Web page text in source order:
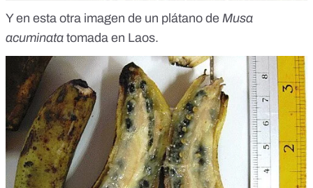
Y en esta otra imagen de un plátano de Musa
acuminata tomada en Laos.